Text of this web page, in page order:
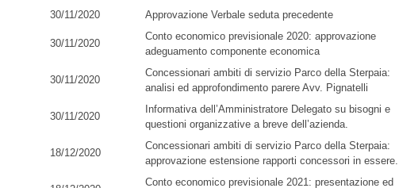
30/11/2020 Approvazione Verbale seduta precedente
30/11/2020
Conto economico previsionale 2020: approvazione
adeguamento componente economica
30/11/2020
Concessionari ambiti di servizio Parco della Sterpaia:
analisi ed approfondimento parere Avv. Pignatelli
30/11/2020
Informativa dell’Amministratore Delegato su bisogni e
questioni organizzative a breve dell’azienda.
18/12/2020
Concessionari ambiti di servizio Parco della Sterpaia:
approvazione estensione rapporti concessori in essere.
Conto economico previsionale 2021: presentazione ed